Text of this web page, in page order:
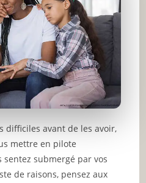
difficiles avant de les avoir,
mettre en pilote
submergé par vos
de raisons, pensez aux